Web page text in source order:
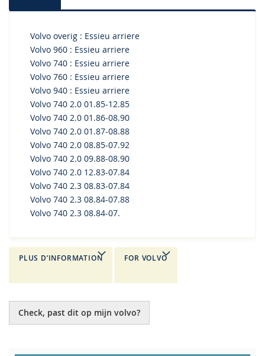
Volvo overig : Essieu arriere
Volvo 960 : Essieu arriere
Volvo 740 : Essieu arriere
Volvo 760 : Essieu arriere
Volvo 940 : Essieu arriere
Volvo 740 2.0 01.85-12.85
Volvo 740 2.0 01.86-08.90
Volvo 740 2.0 01.87-08.88
Volvo 740 2.0 08.85-07.92
Volvo 740 2.0 09.88-08.90
Volvo 740 2.0 12.83-07.84
Volvo 740 2.3 08.83-07.84
Volvo 740 2.3 08.84-07.88
Volvo 740 2.3 08.84-07.
PLUS D’INFORMATION FOR VOLVO
Check, past dit op mijn volvo?